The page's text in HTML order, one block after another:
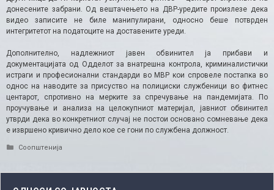
донесените забрани. Од вештачењето на ДВР-уредите произлезе дека
видео записите не биле манипулирани, односно беше потврден
интегритетот на податоците на доставените уреди.
Дополнително, надлежниот јавен обвинител ја прибави и
документацијата од Одделот за внатрешна контрола, криминалистички
истраги и професионални стандарди во МВР кои спровеле постапка во
однос на наводите за присуство на полициски службеници во фитнес
центарот, спротивно на мерките за спречување на пандемијата. По
проучување и анализа на целокупниот материјал, јавниот обвинител
утврди дека во конкретниот случај не постои основано сомневање дека
е извршено кривично дело кое се гони по службена должност.
Categories
Соопштенија